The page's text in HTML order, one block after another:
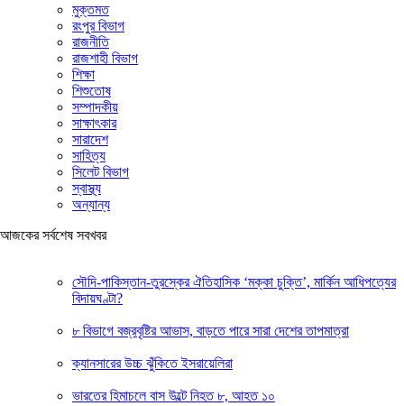
মুক্তমত
রংপুর বিভাগ
রাজনীতি
রাজশাহী বিভাগ
শিক্ষা
শিশুতোষ
সম্পাদকীয়
সাক্ষাৎকার
সারাদেশ
সাহিত্য
সিলেট বিভাগ
স্বাস্থ্য
অন্যান্য
আজকের সর্বশেষ সবখবর
সৌদি-পাকিস্তান-তুরস্কের ঐতিহাসিক ‘মক্কা চুক্তি’, মার্কিন আধিপত্যের
বিদায়ঘণ্টা?
৮ বিভাগে বজ্রবৃষ্টির আভাস, বাড়তে পারে সারা দেশের তাপমাত্রা
ক্যানসারের উচ্চ ঝুঁকিতে ইসরায়েলিরা
ভারতের হিমাচলে বাস উল্টে নিহত ৮, আহত ১০